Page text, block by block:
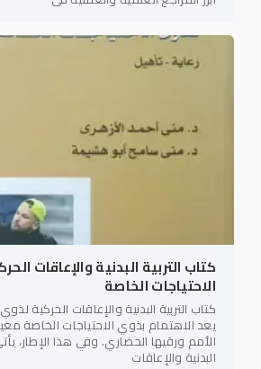
كتاب التربية البدنية والإعاقات
الاحتياجات الخاصة
كتاب التربية البدنية والإعاقات الحركية
يعد الاهتمام بذوي الاحتياجات الخاصة
الأمم ورقيها الحضاري. وفي هذا الإطار،
البدنية والإعاقات